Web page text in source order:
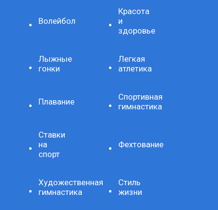
Волейбол
Красота
и
здоровье
Лыжные
гонки
Легкая
атлетика
Плавание
Спортивная
гимнастика
Ставки
на
спорт
Фехтование
Художественная
гимнастика
Стиль
жизни